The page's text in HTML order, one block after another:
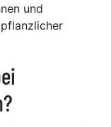
und